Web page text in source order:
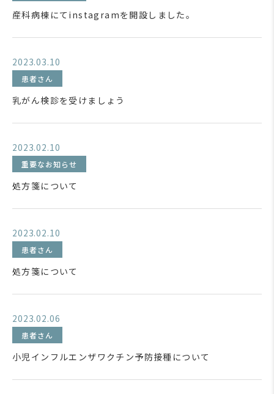
産科病棟にてinstagramを開設しました。
2023.03.10
患者さん
乳がん検診を受けましょう
2023.02.10
重要なお知らせ
処方箋について
2023.02.10
患者さん
処方箋について
2023.02.06
患者さん
小児インフルエンザワクチン予防接種について